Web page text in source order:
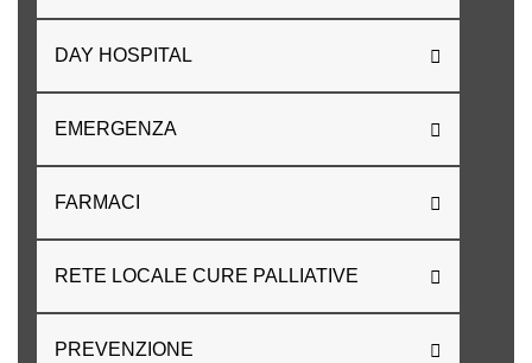
DAY HOSPITAL
EMERGENZA
FARMACI
RETE LOCALE CURE PALLIATIVE
PREVENZIONE